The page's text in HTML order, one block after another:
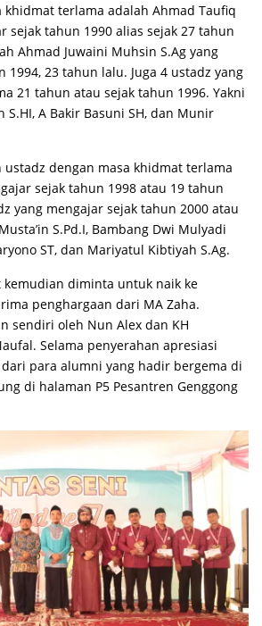
khidmat terlama adalah Ahmad Taufiq
sejak tahun 1990 alias sejak 27 tahun
Ahmad Juwaini Muhsin S.Ag yang
1994, 23 tahun lalu. Juga 4 ustadz yang
21 tahun atau sejak tahun 1996. Yakni
S.HI, A Bakir Basuni SH, dan Munir
ustadz dengan masa khidmat terlama
sejak tahun 1998 atau 19 tahun
yang mengajar sejak tahun 2000 atau
S.Pd.I, Bambang Dwi Mulyadi
ST, dan Mariyatul Kibtiyah S.Ag.
kemudian diminta untuk naik ke
penghargaan dari MA Zaha.
sendiri oleh Nun Alex dan KH
Selama penyerahan apresiasi
para alumni yang hadir bergema di
di halaman P5 Pesantren Genggong